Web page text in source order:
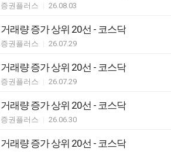
증권플러스 26.08.03
거래량 증가 상위 20선 - 코스닥
증권플러스 26.07.29
거래량 증가 상위 20선 - 코스닥
증권플러스 26.07.29
거래량 증가 상위 20선 - 코스닥
증권플러스 26.06.30
거래량 증가 상위 20선 - 코스닥